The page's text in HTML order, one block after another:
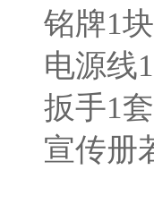
铭牌1
电源线
扳手1
宣传册